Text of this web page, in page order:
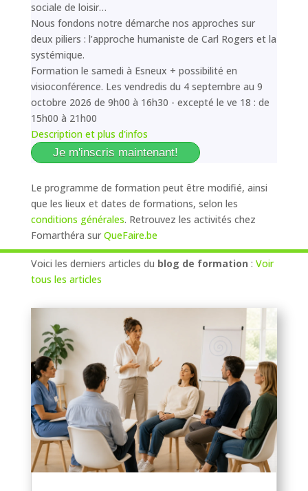
sociale de loisir…
Nous fondons notre démarche nos approches sur
deux piliers : l’approche humaniste de Carl Rogers et la
systémique.
Formation le samedi à Esneux + possibilité en
visioconférence. Les vendredis du 4 septembre au 9
octobre 2026 de 9h00 à 16h30 - excepté le ve 18 : de
15h00 à 21h00
Description et plus d'infos
Je m'inscris maintenant!
Le programme de formation peut être modifié, ainsi
que les lieux et dates de formations, selon les
conditions générales. Retrouvez les activités chez
Fomarthéra sur QueFaire.be
Voici les derniers articles du blog de formation : Voir
tous les articles